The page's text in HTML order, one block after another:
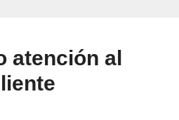
atención al